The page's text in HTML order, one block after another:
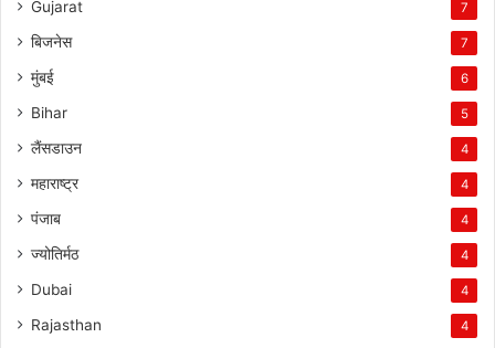
Gujarat 7
बिजनेस 7
मुंबई 6
Bihar 5
लैंसडाउन 4
महाराष्ट्र 4
पंजाब 4
ज्योतिर्मठ 4
Dubai 4
Rajasthan 4